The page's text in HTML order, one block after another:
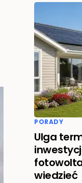
PORADY
Ulga
wiedzieć